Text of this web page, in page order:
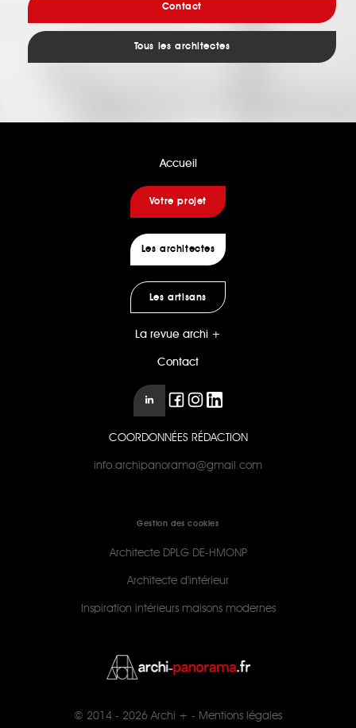
Contact
Tous les architectes
Accueil
Votre projet
Les architectes
Les artisans
La revue archi +
Contact
COORDONNÉES RÉDACTION
info.archipanorama@gmail.com
Gestion des cookies
Architecte DPLG DE-HMONP
Architecte d'intérieur
Inspiration intérieurs maisons modernes
© 2014 - 2026 Archi + - Mentions légales